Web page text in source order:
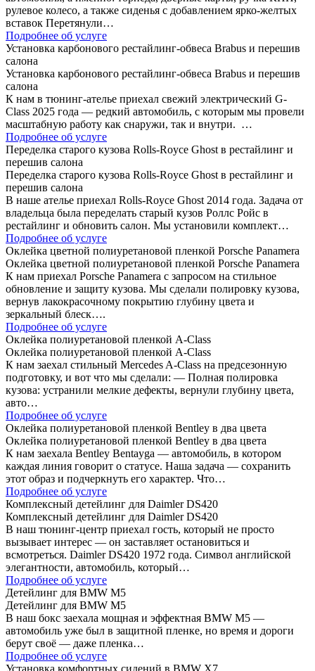
рулевое колесо, а также сиденья с добавлением ярко-желтых
вставок Перетянули…
Подробнее об услуге
Установка карбонового рестайлинг-обвеса Brabus и перешив
салона
Установка карбонового рестайлинг-обвеса Brabus и перешив
салона
К нам в тюнинг-ателье приехал свежий электрический G-
Class 2025 года — редкий автомобиль, с которым мы провели
масштабную работу как снаружи, так и внутри. …
Подробнее об услуге
Переделка старого кузова Rolls-Royce Ghost в рестайлинг и
перешив салона
Переделка старого кузова Rolls-Royce Ghost в рестайлинг и
перешив салона
В наше ателье приехал Rolls-Royce Ghost 2014 года. Задача от
владельца была переделать старый кузов Роллс Ройс в
рестайлинг и обновить салон. Мы установили комплект…
Подробнее об услуге
Оклейка цветной полиуретановой пленкой Porsche Panamera
Оклейка цветной полиуретановой пленкой Porsche Panamera
К нам приехал Porsche Panamera с запросом на стильное
обновление и защиту кузова. Мы сделали полировку кузова,
вернув лакокрасочному покрытию глубину цвета и
зеркальный блеск….
Подробнее об услуге
Оклейка полиуретановой пленкой A-Class
Оклейка полиуретановой пленкой A-Class
К нам заехал стильный Mercedes A-Class на предсезонную
подготовку, и вот что мы сделали: — Полная полировка
кузова: устранили мелкие дефекты, вернули глубину цвета,
авто…
Подробнее об услуге
Оклейка полиуретановой пленкой Bentley в два цвета
Оклейка полиуретановой пленкой Bentley в два цвета
К нам заехала Bentley Bentayga — автомобиль, в котором
каждая линия говорит о статусе. Наша задача — сохранить
этот образ и подчеркнуть его характер. Что…
Подробнее об услуге
Комплексный детейлинг для Daimler DS420
Комплексный детейлинг для Daimler DS420
В наш тюнинг-центр приехал гость, который не просто
вызывает интерес — он заставляет остановиться и
всмотреться. Daimler DS420 1972 года. Символ английской
элегантности, автомобиль, который…
Подробнее об услуге
Детейлинг для BMW M5
Детейлинг для BMW M5
В наш бокс заехала мощная и эффектная BMW M5 —
автомобиль уже был в защитной пленке, но время и дороги
берут своё — даже пленка…
Подробнее об услуге